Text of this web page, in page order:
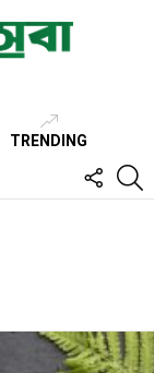
TRENDING
US